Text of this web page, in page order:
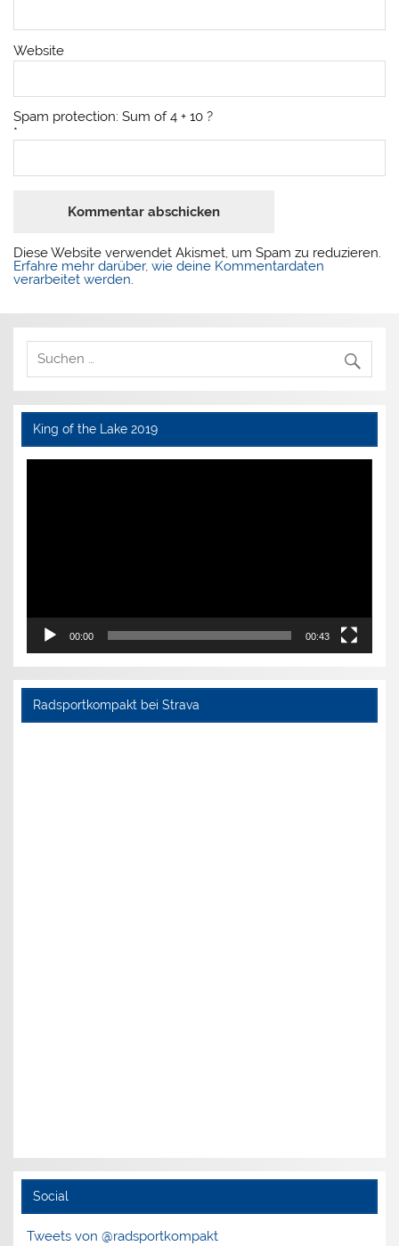
Website
Spam protection: Sum of 4 + 10 ?
*
Diese Website verwendet Akismet, um Spam zu reduzieren.
Erfahre mehr darüber, wie deine Kommentardaten
verarbeitet werden.
King of the Lake 2019
Video-
00:00 00:43
Radsportkompakt bei Strava
Social
Tweets von @radsportkompakt